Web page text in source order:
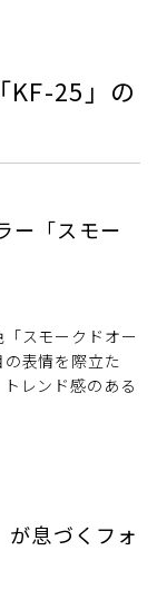
KF-25」の
ー「スモー
スモークドオー
表情を際立た
レンド感のある
が息づくフォ